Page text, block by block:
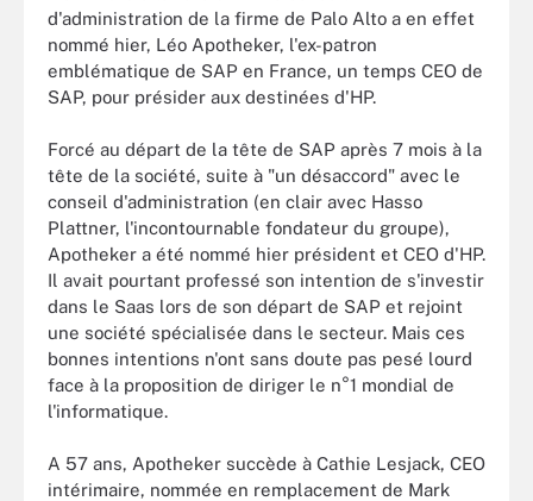
d'administration de la firme de Palo Alto a en effet
nommé hier, Léo Apotheker, l'ex-patron
emblématique de SAP en France, un temps CEO de
SAP, pour présider aux destinées d'HP.
Forcé au départ de la tête de SAP après 7 mois à la
tête de la société, suite à "un désaccord" avec le
conseil d'administration (en clair avec Hasso
Plattner, l'incontournable fondateur du groupe),
Apotheker a été nommé hier président et CEO d'HP.
Il avait pourtant professé son intention de s'investir
dans le Saas lors de son départ de SAP et rejoint
une société spécialisée dans le secteur. Mais ces
bonnes intentions n'ont sans doute pas pesé lourd
face à la proposition de diriger le n°1 mondial de
l'informatique.
A 57 ans, Apotheker succède à Cathie Lesjack, CEO
intérimaire, nommée en remplacement de Mark